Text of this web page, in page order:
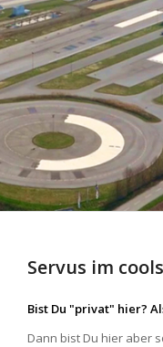
Servus im
Bist Du "privat" hier?
Dann bist Du hier aber